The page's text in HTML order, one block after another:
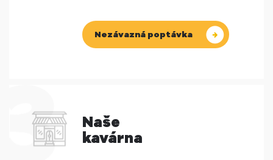
Nezávazná poptávka
Naše
kavárna